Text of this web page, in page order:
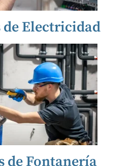
de Electricidad
de Fontanería